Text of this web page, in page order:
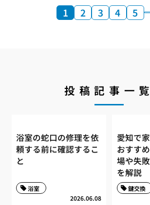
1 2 3 4 5
投稿記事一覧
浴室の蛇口の修理を依
頼する前に確認するこ
と
2026.06.08
浴室
愛知で
おすす
場や失
を解説
鍵交換